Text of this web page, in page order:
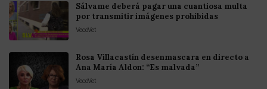
Sálvame deberá pagar una cuantiosa multa
por transmitir imágenes prohibidas
VecoVet
Rosa Villacastín desenmascara en directo a
Ana María Aldon: “Es malvada”
VecoVet